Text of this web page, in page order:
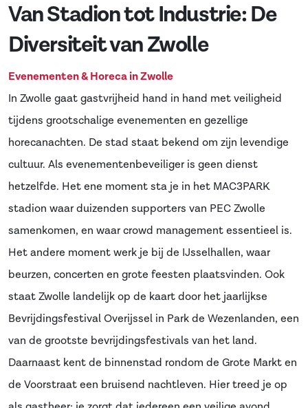
Van Stadion tot Industrie: De
Diversiteit van Zwolle
Evenementen & Horeca in Zwolle
In Zwolle gaat gastvrijheid hand in hand met veiligheid
tijdens grootschalige evenementen en gezellige
horecanachten. De stad staat bekend om zijn levendige
cultuur. Als evenementenbeveiliger is geen dienst
hetzelfde. Het ene moment sta je in het MAC3PARK
stadion waar duizenden supporters van PEC Zwolle
samenkomen, en waar crowd management essentieel is.
Het andere moment werk je bij de IJsselhallen, waar
beurzen, concerten en grote feesten plaatsvinden. Ook
staat Zwolle landelijk op de kaart door het jaarlijkse
Bevrijdingsfestival Overijssel in Park de Wezenlanden, een
van de grootste bevrijdingsfestivals van het land.
Daarnaast kent de binnenstad rondom de Grote Markt en
de Voorstraat een bruisend nachtleven. Hier treed je op